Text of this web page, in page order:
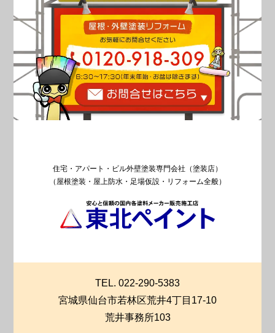
住宅・アパート・ビル外壁塗装専門会社（塗装店）
（屋根塗装・屋上防水・足場仮設・リフォーム全般）
TEL. 022-290-5383
宮城県仙台市若林区荒井4丁目17-10
荒井事務所103